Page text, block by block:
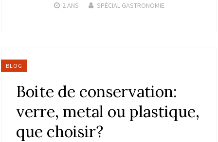
2 ANS SPÉCIAL GASTRONOMIE
BLOG
Boite de conservation:
verre, metal ou plastique,
que choisir?